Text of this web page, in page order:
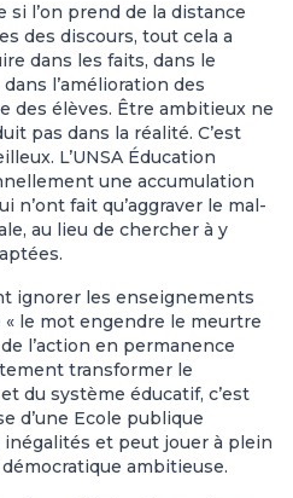
si l’on prend de la distance
des discours, tout cela a
dans les faits, dans le
l’amélioration des
des élèves. Être ambitieux ne
pas dans la réalité. C’est
L’UNSA Éducation
une accumulation
n’ont fait qu’aggraver le mal-
au lieu de chercher à y
ignorer les enseignements
le mot engendre le meurtre
l’action en permanence
transformer le
du système éducatif, c’est
d’une Ecole publique
et peut jouer à plein
ambitieuse.